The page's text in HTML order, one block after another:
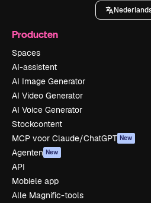
Producten
Spaces
AI-assistent
AI Image Generator
AI Video Generator
AI Voice Generator
Stockcontent
MCP voor Claude/ChatGPT New
Agenten New
API
Mobiele app
Alle Magnific-tools